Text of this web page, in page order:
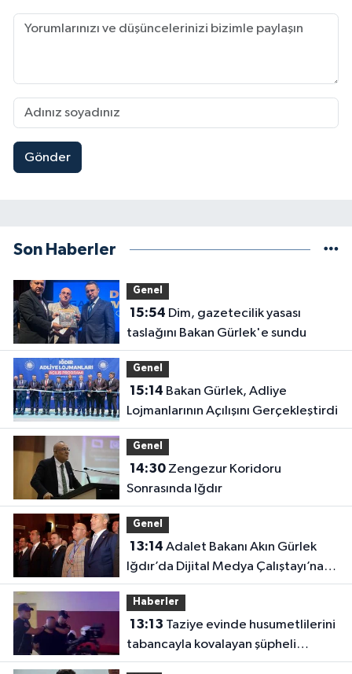
Gönder
Son Haberler
Genel
15:54
taslağını Bakan Gürlek'e sundu
Genel
15:14
Lojmanlarının Açılışını Gerçekleştirdi
Genel
14:30Zengezur Koridoru
Sonrasında Iğdır
Genel
13:14
Iğdır’da Dijital Medya Çalıştayı’na
Katıldı
Haberler
13:13
tabancayla kovalayan şüpheli
gözaltına alındı